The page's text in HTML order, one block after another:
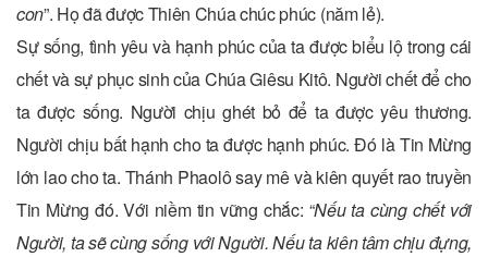
con”. Họ đã được Thiên Chúa chúc phúc (năm lẻ).
Sự sống, tình yêu và hạnh phúc của ta được biểu lộ trong cái
chết và sự phục sinh của Chúa Giêsu Kitô. Người chết để cho
ta được sống. Người chịu ghét bỏ để ta được yêu thương.
Người chịu bất hạnh cho ta được hạnh phúc. Đó là Tin Mừng
lớn lao cho ta. Thánh Phaolô say mê và kiên quyết rao truyền
Tin Mừng đó. Với niềm tin vững chắc: “Nếu ta cùng chết với
Người, ta sẽ cùng sống với Người. Nếu ta kiên tâm chịu đựng,